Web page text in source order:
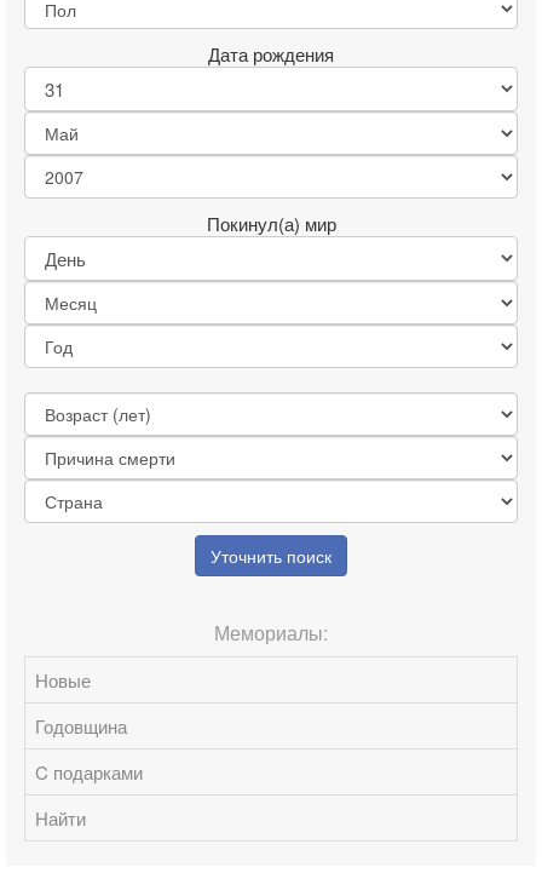
Дата рождения
Покинул(а) мир
Уточнить поиск
Мемориалы:
Новые
Годовщина
C подарками
Найти